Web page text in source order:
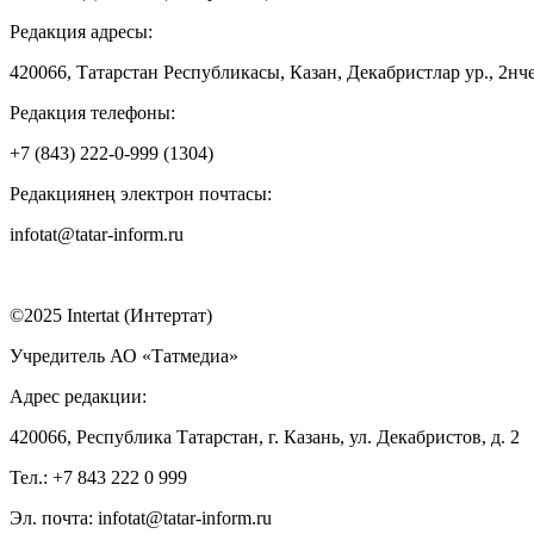
Редакция адресы:
420066, Татарстан Республикасы, Казан, Декабристлар ур.,
Редакция телефоны:
+7 (843) 222-0-999 (1304)
Редакциянең электрон почтасы:
infotat@tatar-inform.ru
©2025 Intertat (Интертат)
Учредитель АО «Татмедиа»
Адрес редакции:
420066, Республика Татарстан, г. Казань, ул. Декабристов, д. 2
Тел.: +7 843 222 0 999
Эл. почта: infotat@tatar-inform.ru